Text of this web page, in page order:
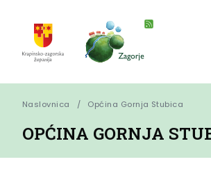
Naslovnica Općina Gornja Stubica
OPĆINA GORNJA